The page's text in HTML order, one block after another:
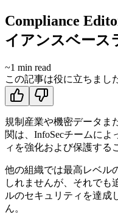
Compliance
イアンスベース
~1 min read
この記事は役に立ちまし
規制産業や機密データま
関は、InfoSecチームに
ィを強化および保護する
他の組織では最高レベル
しれませんが、それでも
ルのセキュリティを達成
ん。